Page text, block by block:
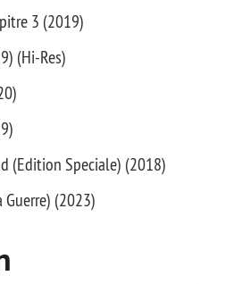
3 (2019)
(Hi-Res)
(Edition Speciale) (2018)
Guerre) (2023)